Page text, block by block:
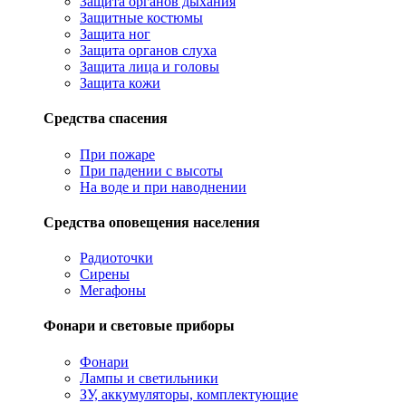
Защитные костюмы
Защита ног
Защита органов слуха
Защита лица и головы
Защита кожи
Средства спасения
При пожаре
При падении с высоты
На воде и при наводнении
Средства оповещения населения
Радиоточки
Сирены
Мегафоны
Фонари и световые приборы
Фонари
Лампы и светильники
ЗУ, аккумуляторы, комплектующие